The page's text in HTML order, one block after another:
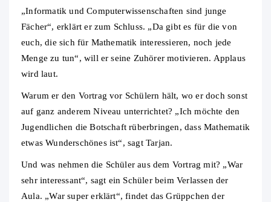
„Informatik und Computerwissenschaften sind junge
Fächer“, erklärt er zum Schluss. „Da gibt es für die von
euch, die sich für Mathematik interessieren, noch jede
Menge zu tun“, will er seine Zuhörer motivieren. Applaus
wird laut.
Warum er den Vortrag vor Schülern hält, wo er doch sonst
auf ganz anderem Niveau unterrichtet? „Ich möchte den
Jugendlichen die Botschaft rüberbringen, dass Mathematik
etwas Wunderschönes ist“, sagt Tarjan.
Und was nehmen die Schüler aus dem Vortrag mit? „War
sehr interessant“, sagt ein Schüler beim Verlassen der
Aula. „War super erklärt“, findet das Grüppchen der